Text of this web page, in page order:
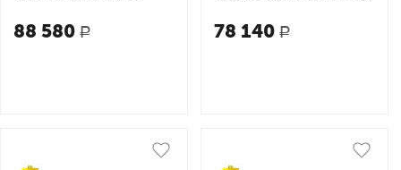
88 580 Р 78 140 Р